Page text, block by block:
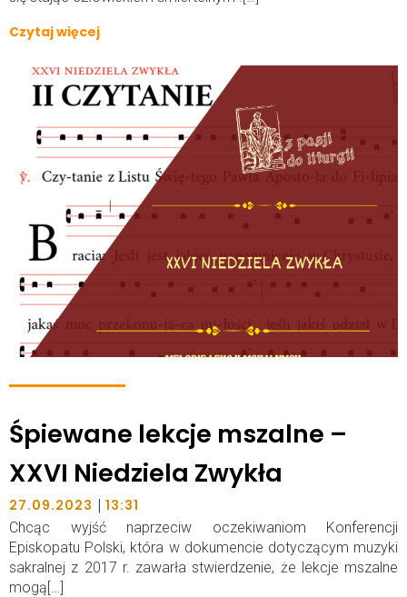
Czytaj więcej
Śpiewane lekcje mszalne –
XXVI Niedziela Zwykła
27.09.2023 | 13:31
Chcąc wyjść naprzeciw oczekiwaniom Konferencji
Episkopatu Polski, która w dokumencie dotyczącym muzyki
sakralnej z 2017 r. zawarła stwierdzenie, że lekcje mszalne
mogą[…]